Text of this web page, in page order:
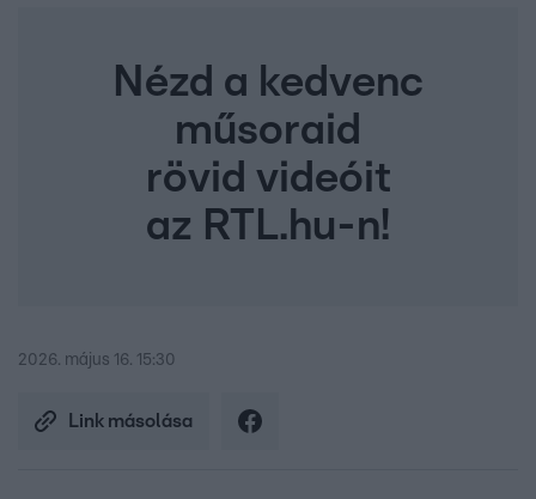
Nézd a kedvenc
műsoraid
rövid videóit
az RTL.hu-n!
2026. május 16. 15:30
Link másolása